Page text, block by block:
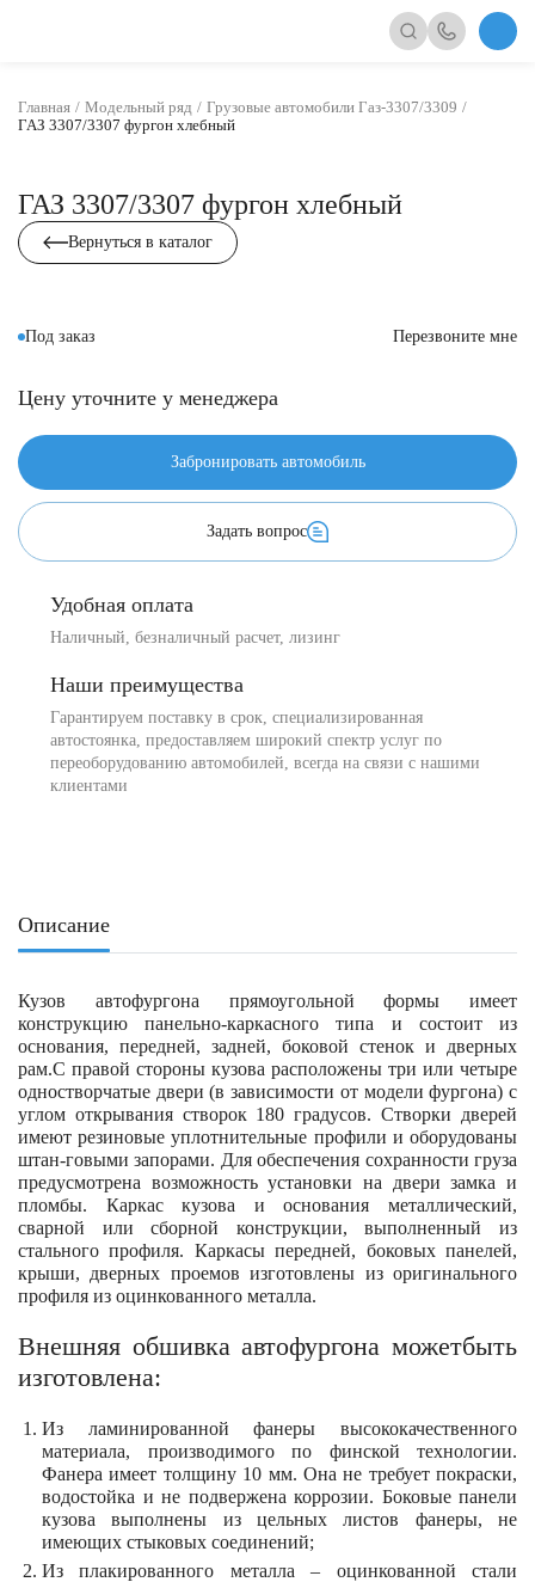
Главная Модельный ряд
Грузовые автомобили Газ-3307/3309
ГАЗ 3307/3307 фургон хлебный
ГАЗ 3307/3307 фургон хлебный
Вернуться в каталог
Под заказ Перезвоните мне
Цену уточните у менеджера
Забронировать автомобиль
Задать вопрос
Удобная оплата
Наличный, безналичный расчет, лизинг
Наши преимущества
Гарантируем поставку в срок, специализированная
автостоянка, предоставляем широкий спектр услуг по
переоборудованию автомобилей, всегда на связи с нашими
клиентами
Описание
Кузов автофургона прямоугольной формы имеет
конструкцию панельно-каркасного типа и состоит из
основания, передней, задней, боковой стенок и дверных
рам.С правой стороны кузова расположены три или четыре
одностворчатые двери (в зависимости от модели фургона) с
углом открывания створок 180 градусов. Створки дверей
имеют резиновые уплотнительные профили и оборудованы
штан-говыми запорами. Для обеспечения сохранности груза
предусмотрена возможность установки на двери замка и
пломбы. Каркас кузова и основания металлический,
сварной или сборной конструкции, выполненный из
стального профиля. Каркасы передней, боковых панелей,
крыши, дверных проемов изготовлены из оригинального
профиля из оцинкованного металла.
Внешняя обшивка автофургона можетбыть
изготовлена:
Из ламинированной фанеры высококачественного
материала, производимого по финской технологии.
Фанера имеет толщину 10 мм. Она не требует покраски,
водостойка и не подвержена коррозии. Боковые панели
кузова выполнены из цельных листов фанеры, не
имеющих стыковых соединений;
Из плакированного металла – оцинкованной стали